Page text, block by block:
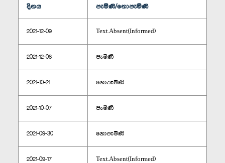
දිනය පැමිණි/නොපැමිණි
2021-12-09 Text.Absent(Informed)
2021-12-06 පැමිණි
2021-10-21 නොපැමිණි
2021-10-07 පැමිණි
2021-09-30 නොපැමිණි
2021-09-17 Text.Absent(Informed)